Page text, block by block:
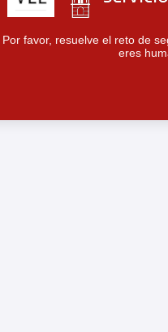
Por favor, resuelve el reto de
eres